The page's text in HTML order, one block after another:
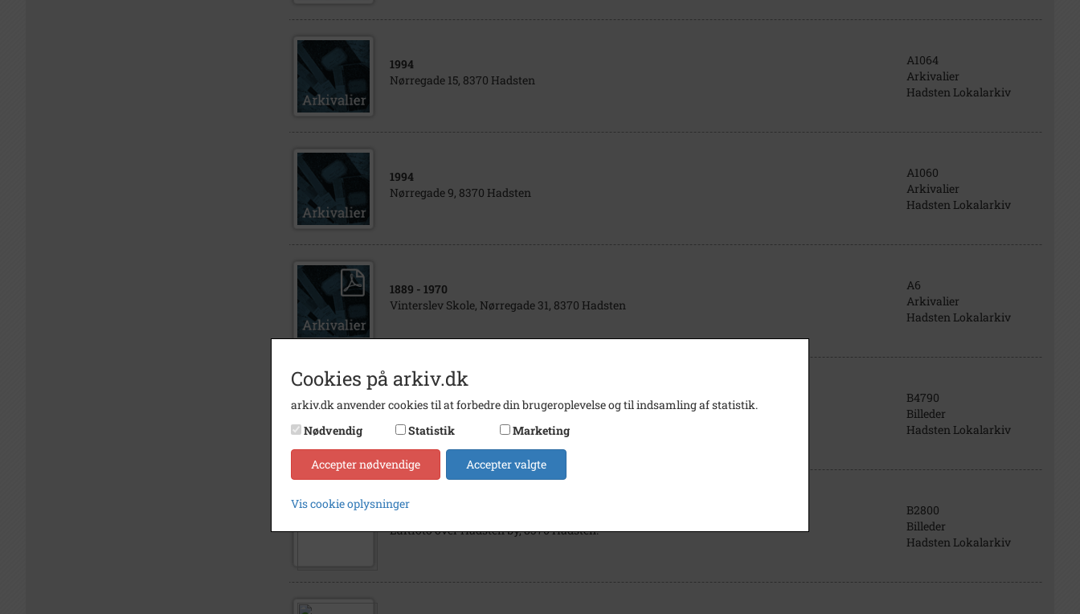
1994
Nørregade 15, 8370 Hadsten
A1064
Arkivalier
Hadsten Lokalarkiv
1994
Nørregade 9, 8370 Hadsten
A1060
Arkivalier
Hadsten Lokalarkiv
1889 - 1970
Vinterslev Skole, Nørregade 31, 8370 Hadsten
A6
Arkivalier
Hadsten Lokalarkiv
1900- 1910
B4790
Billeder
Hadsten Lokalarkiv
1955
Luftfoto over Hadsten by, 8370 Hadsten.
B2800
Billeder
Hadsten Lokalarkiv
Cookies på arkiv.dk
arkiv.dk anvender cookies til at forbedre din brugeroplevelse og til indsamling af statistik.
Nødvendig
Statistik Marketing
Accepter nødvendige Accepter valgte
Vis cookie oplysninger